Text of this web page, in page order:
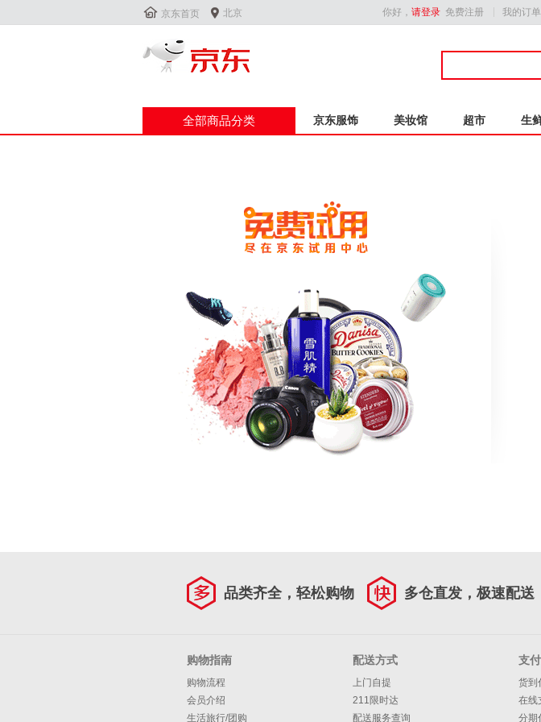
 京东首页  北京 你好， 请登录 免费注册 我的订单
全部商品分类 京东服饰 美妆馆 超市 生
品类齐全，轻松购物 多仓直发，极速配送
购物指南
购物流程
会员介绍
生活旅行/团购
配送方式
上门自提
211限时达
配送服务查询
支
货到
在线
分期